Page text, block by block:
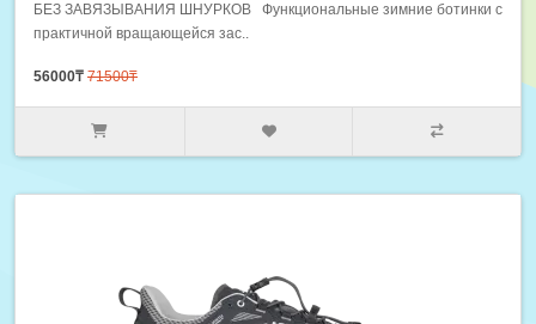
БЕЗ ЗАВЯЗЫВАНИЯ ШНУРКОВ Функциональные зимние ботинки с
практичной вращающейся зас..
56000₸ 71500₸